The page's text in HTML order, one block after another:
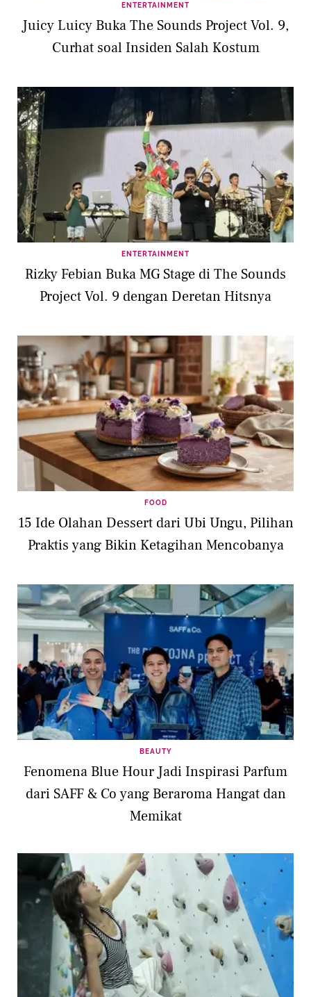
ENTERTAINMENT
Juicy Luicy Buka The Sounds Project Vol. 9,
Curhat soal Insiden Salah Kostum
ENTERTAINMENT
Rizky Febian Buka MG Stage di The Sounds
Project Vol. 9 dengan Deretan Hitsnya
FOOD
15 Ide Olahan Dessert dari Ubi Ungu, Pilihan
Praktis yang Bikin Ketagihan Mencobanya
BEAUTY
Fenomena Blue Hour Jadi Inspirasi Parfum
dari SAFF & Co yang Beraroma Hangat dan
Memikat